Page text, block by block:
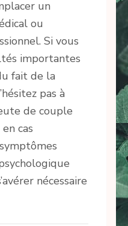
un
ou
Si vous
importantes
fait de la
pas à
de couple
cas
nécessaire